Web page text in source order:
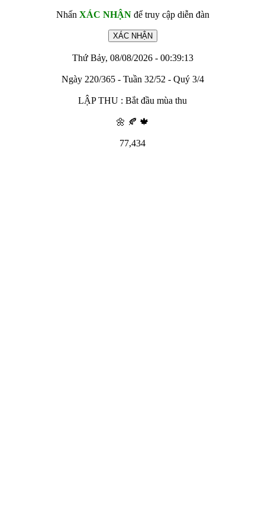
Nhấn XÁC NHẬNđể truy cập diễn đàn
Thứ Bảy, 08/08/2026 - 00:39:13
Ngày 220/365 - Tuần 32/52 - Quý 3/4
LẬP THU : Bắt đầu mùa thu
🌼 🍂 🍁
77,434